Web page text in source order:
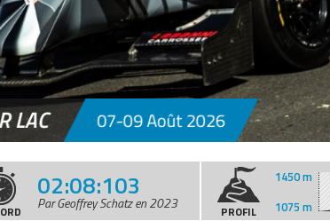
LAC 07-09 Août 2026
02:08:103
Par Geoffrey Schatz en 2023 PROFIL
1450 m
1075 m